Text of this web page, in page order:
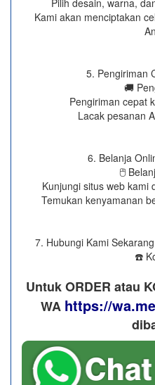
Pilih desain, warna,
Kami akan menciptakan
5. Pengiriman
🚚
Pengiriman cepat
Lacak pesanan
6. Belanja
🖱️
Kunjungi situs web kami
Temukan kenyamanan
7. Hubungi Kami
☎️
Untuk ORDER atau
WA https://